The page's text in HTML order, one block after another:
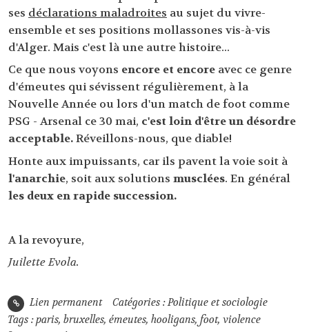
ses déclarations maladroites au sujet du vivre-
ensemble et ses positions mollassones vis-à-vis
d'Alger. Mais c'est là une autre histoire...
Ce que nous voyons encore et encore avec ce genre
d'émeutes qui sévissent régulièrement, à la
Nouvelle Année ou lors d'un match de foot comme
PSG - Arsenal ce 30 mai, c'est loin d'être un désordre
acceptable.Réveillons-nous, que diable!
Honte aux impuissants, car ils pavent la voie soit à
l'anarchie, soit aux solutions musclées. En général
les deux en rapide succession.
A la revoyure,
Juilette Evola.
Lien permanent Catégories :Politique et sociologie
Tags :paris,bruxelles,émeutes,hooligans,foot,violence